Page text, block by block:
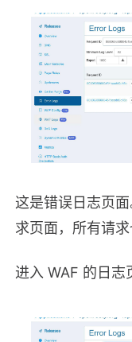
这是错误日志页
求页面，所有请
进入 WAF 的日志